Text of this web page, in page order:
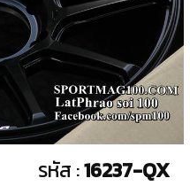
รหัส :16237-QX